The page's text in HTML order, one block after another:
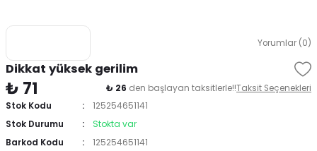
Yorumlar (0)
Dikkat yüksek gerilim
₺ 71 ₺ 26 den başlayan taksitlerle!!Taksit Seçenekleri
Stok Kodu
125254651141
Stok Durumu
Stokta var
Barkod Kodu
125254651141